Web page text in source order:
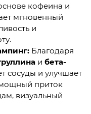
кофеина и
мгновенный
и
Благодаря
и бета-
сосуды и улучшает
приток
визуальный